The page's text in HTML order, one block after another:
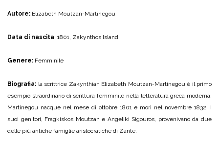
Autore: Elizabeth Moutzan-Martinegou
Data di nascita: 1801, Zakynthos Island
Genere: Femminile
Biografia: la scrittrice Zakynthian Elizabeth Moutzan-Martinegou è il primo
esempio straordinario di scrittura femminile nella letteratura greca moderna.
Martinegou nacque nel mese di ottobre 1801 e morì nel novembre 1832. I
suoi genitori, Fragkiskos Moutzan e Angeliki Sigouros, provenivano da due
delle più antiche famiglie aristocratiche di Zante.